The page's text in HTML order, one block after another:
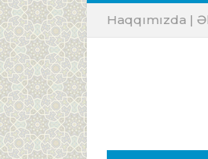
Haqqımızda |